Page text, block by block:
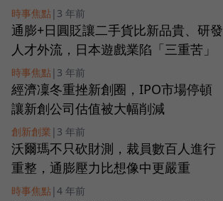
時事焦點| 3 年前
通膨+日圓貶讓二手貨比新品貴、研發
人才外流，日本遊戲業陷「三重苦」
時事焦點| 3 年前
經濟凜冬重挫新創圈，IPO市場停頓
讓新創公司估值被大幅削減
創新創業 | 3 年前
沃爾瑪不只砍財測，裁員數百人進行
重整，通膨壓力比想像中更嚴重
時事焦點| 4 年前